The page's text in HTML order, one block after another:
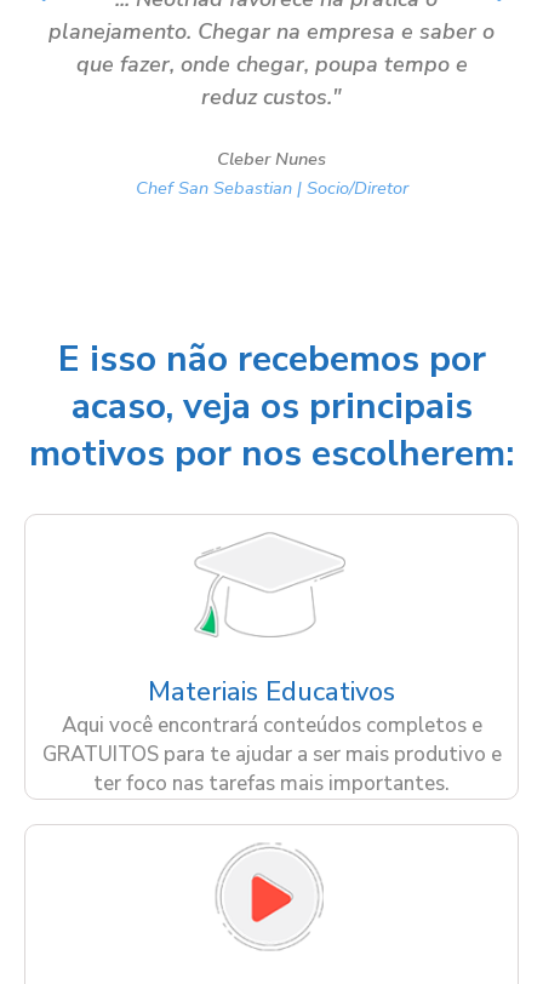
planejamento. Chegar na empresa e saber o
que fazer, onde chegar, poupa tempo e
reduz custos."
Cleber Nunes
Chef San Sebastian | Socio/Diretor
E isso não recebemos por
acaso, veja os principais
motivos por nos escolherem:
Materiais Educativos
Aqui você encontrará conteúdos completos e
GRATUITOS para te ajudar a ser mais produtivo e
ter foco nas tarefas mais importantes.